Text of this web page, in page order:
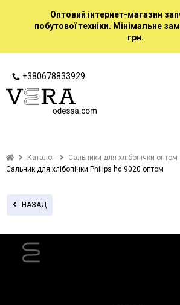
Оптовий інтернет-магазин
побутової техніки. Мінімальне
грн.
+380678833929
Каталог
Сальники для хлібопічки оптом
Сальник для хлібопічки Philips hd 9020 оптом
НАЗАД